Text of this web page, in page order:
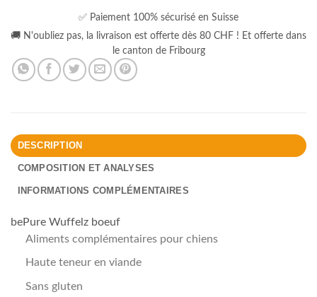
✅ Paiement 100% sécurisé en Suisse
🚚 N'oubliez pas, la livraison est offerte dès 80 CHF ! Et offerte dans
le canton de Fribourg
DESCRIPTION
COMPOSITION ET ANALYSES
INFORMATIONS COMPLÉMENTAIRES
bePure Wuffelz boeuf
Aliments complémentaires pour chiens
Haute teneur en viande
Sans gluten